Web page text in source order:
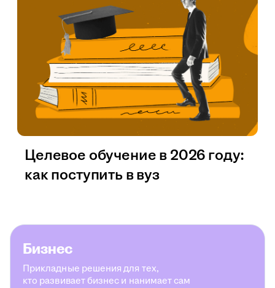
Целевое обучение в 2026 году:
как поступить в вуз
Бизнес
Прикладные решения для тех,
кто развивает бизнес и нанимает сам